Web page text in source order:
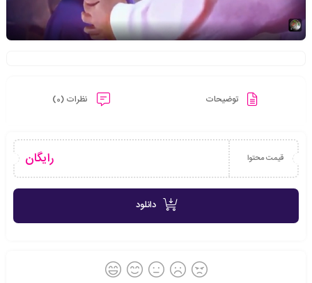
توضیحات نظرات (0)
قیمت محتوا رایگان
دانلود